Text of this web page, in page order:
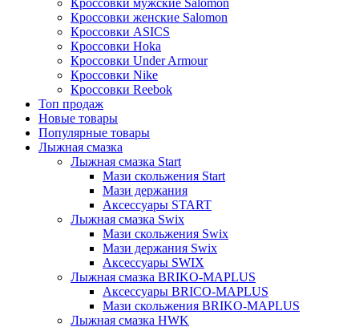
Кроссовки мужские Salomon
Кроссовки женские Salomon
Кроссовки ASICS
Кроссовки Hoka
Кроссовки Under Armour
Кроссовки Nike
Кроссовки Reebok
Топ продаж
Новые товары
Популярные товары
Лыжная смазка
Лыжная смазка Start
Мази скольжения Start
Мази держания
Аксессуары START
Лыжная смазка Swix
Мази скольжения Swix
Мази держания Swix
Аксессуары SWIX
Лыжная смазка BRIKO-MAPLUS
Аксессуары BRICO-MAPLUS
Мази скольжения BRIKO-MAPLUS
Лыжная смазка HWK